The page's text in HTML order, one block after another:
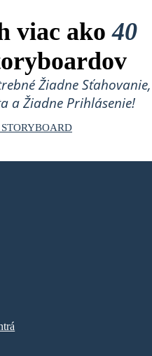
viac ako40
Žiadne Sťahovanie,
a Žiadne Prihlásenie!